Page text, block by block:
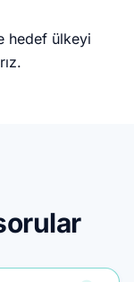
hedef ülkeyi